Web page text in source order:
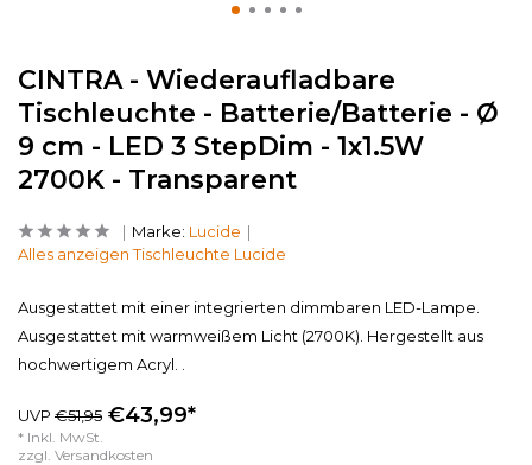
CINTRA - Wiederaufladbare
Tischleuchte - Batterie/Batterie - Ø
9 cm - LED 3 StepDim - 1x1.5W
2700K - Transparent
Marke: Lucide
Alles anzeigen Tischleuchte Lucide
Ausgestattet mit einer integrierten dimmbaren LED-Lampe.
Ausgestattet mit warmweißem Licht (2700K). Hergestellt aus
hochwertigem Acryl. .
UVP €51,95 €43,99*
* Inkl. MwSt.
zzgl. Versandkosten